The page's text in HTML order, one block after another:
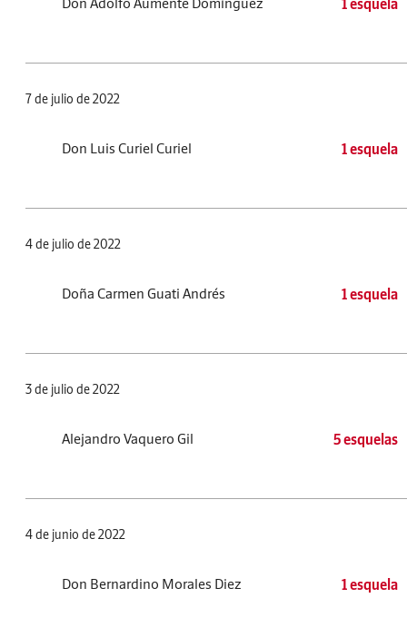
7 de julio de 2022
Don Luis Curiel Curiel 1 esquela
4 de julio de 2022
Doña Carmen Guati Andrés 1 esquela
3 de julio de 2022
Alejandro Vaquero Gil 5 esquelas
4 de junio de 2022
Don Bernardino Morales Diez 1 esquela